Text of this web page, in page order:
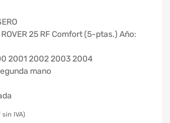
ROVER 25 RF Comfort (5-ptas.) Año:
2001 2002 2003 2004
mano